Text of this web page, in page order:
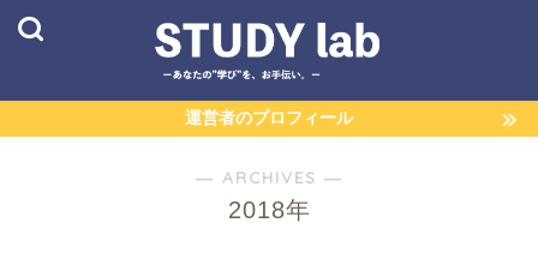
運営者のプロフィール
― ARCHIVES ―
2018年